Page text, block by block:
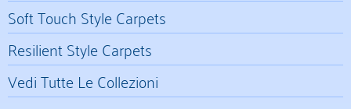
Soft Touch Style Carpets
Resilient Style Carpets
Vedi Tutte Le Collezioni